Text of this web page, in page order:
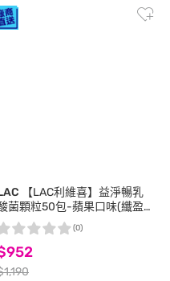
【LAC利維喜】益淨暢乳
菌顆粒50包-蘋果口味(纖盈
順暢/6大益生菌/奇異果萃取/
孕媽咪適用)
(0)